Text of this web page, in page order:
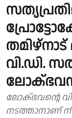
വി.ഡി.
ലോക്ഭവൻ്റെ
നടത്താനാണ്